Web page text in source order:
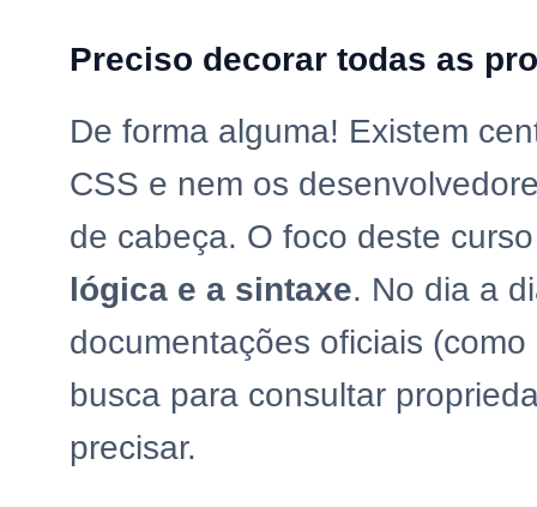
Preciso decorar todas as
De forma alguma! Existem
CSS e nem os
de cabeça. O foco deste
lógica e a sintaxe. No dia a
documentações oficiais
busca para consultar
precisar.